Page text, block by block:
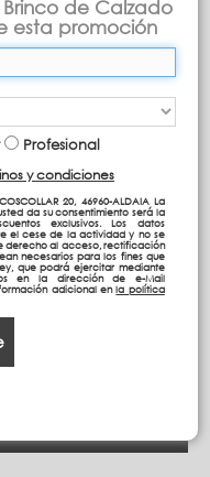
de Calzado
esta promoción
Profesional
y condiciones
20, 46960-ALDAIA La
da su consentimiento será la
exclusivos. Los datos
el cese de la actividad y no se
derecho al acceso, rectificación
necesarios para los fines que
que podrá ejercitar mediante
en la dirección de e-Mail
adicional enla política